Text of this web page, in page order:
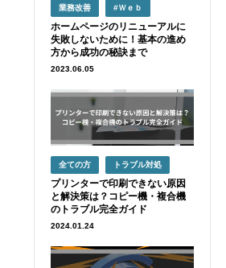
業務改善 #Ｗｅｂ
ホームページのリニューアルに
失敗しないために！基本の進め
方から成功の秘訣まで
2023.06.05
全ての方 トラブル対処
プリンターで印刷できない原因
と解決策は？コピー機・複合機
のトラブル完全ガイド
2024.01.24